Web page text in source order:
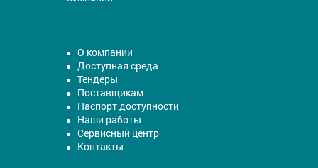
О компании
Доступная среда
Тендеры
Поставщикам
Паспорт доступности
Наши работы
Сервисный центр
Контакты